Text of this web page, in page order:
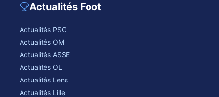
Actualités Foot
Actualités PSG
Actualités OM
Actualités ASSE
Actualités OL
Actualités Lens
Actualités Lille